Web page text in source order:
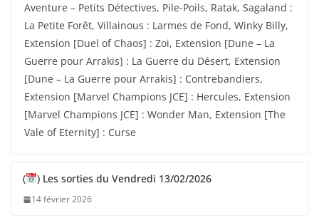
Aventure – Petits Détectives, Pile-Poils, Ratak, Sagaland :
La Petite Forêt, Villainous : Larmes de Fond, Winky Billy,
Extension [Duel of Chaos] : Zoi, Extension [Dune – La
Guerre pour Arrakis] : La Guerre du Désert, Extension
[Dune – La Guerre pour Arrakis] : Contrebandiers,
Extension [Marvel Champions JCE] : Hercules, Extension
[Marvel Champions JCE] : Wonder Man, Extension [The
Vale of Eternity] : Curse
( ) Les sorties du Vendredi 13/02/2026
14 février 2026